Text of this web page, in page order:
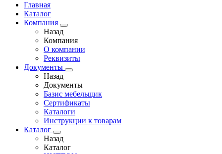
Главная
Каталог
Компания
Назад
Компания
О компании
Реквизиты
Документы
Назад
Документы
Базис мебельщик
Сертификаты
Каталоги
Инструкции к товарам
Каталог
Назад
Каталог